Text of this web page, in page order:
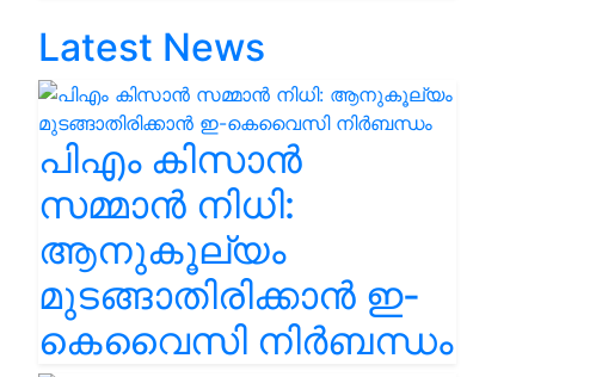
Latest News
പിഎം കിസാൻ
സമ്മാൻ നിധി:
ആനുകൂല്യം
മുടങ്ങാതിരിക്കാൻ ഇ-
കെവൈസി നിർബന്ധം